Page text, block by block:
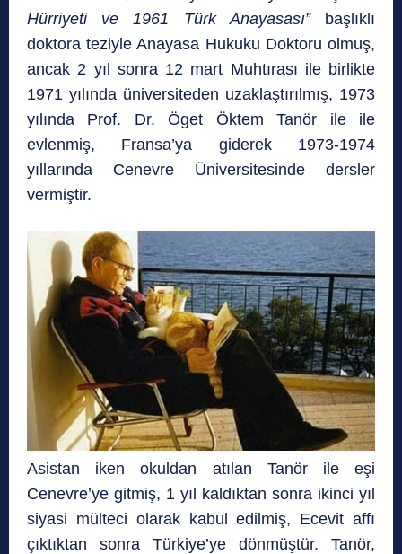
Hürriyeti ve 1961 Türk Anayasası”başlıklı
doktora teziyle Anayasa Hukuku Doktoru olmuş,
ancak 2 yıl sonra 12 mart Muhtırası ile birlikte
1971 yılında üniversiteden uzaklaştırılmış, 1973
yılında Prof. Dr. Öget Öktem Tanör ile ile
evlenmiş, Fransa’ya giderek 1973-1974
yıllarında Cenevre Üniversitesinde dersler
vermiştir.
Asistan iken okuldan atılan Tanör ile eşi
Cenevre’ye gitmiş, 1 yıl kaldıktan sonra ikinci yıl
siyasi mülteci olarak kabul edilmiş, Ecevit affı
çıktıktan sonra Türkiye’ye dönmüştür. Tanör,